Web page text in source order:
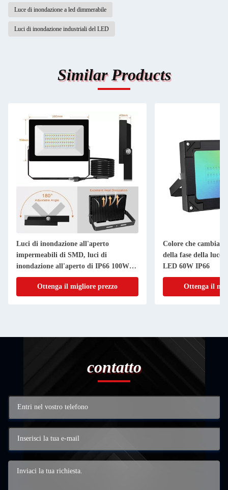
Luce di inondazione a led dimmerabile
Luci di inondazione industriali del LED
Similar Products
Luci di inondazione all'aperto
impermeabili di SMD, luci di
inondazione all'aperto di IP66 100W
Rgb
Ottenga il migliore prezzo
Colore che cambia
della fase della luce
LED 60W IP66
Ottenga il
contatto